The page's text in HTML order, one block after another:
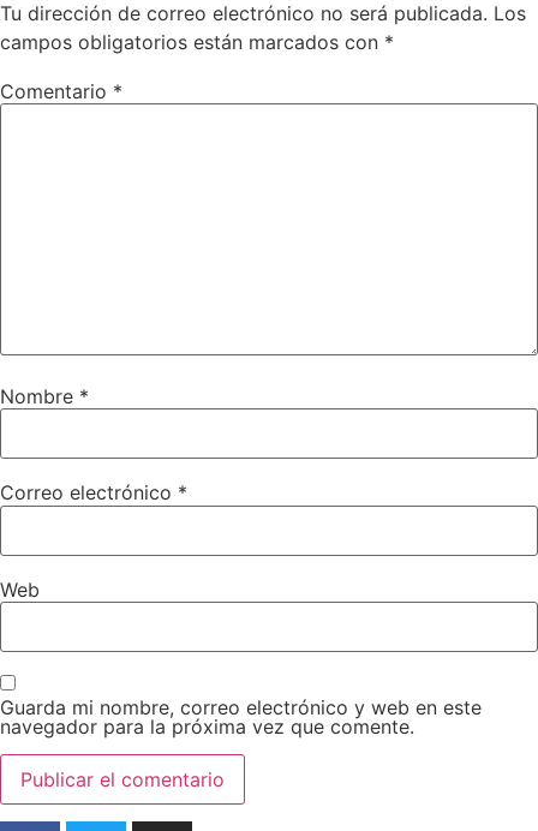
Tu dirección de correo electrónico no será publicada. Los
campos obligatorios están marcados con *
Comentario *
Nombre *
Correo electrónico *
Web
Guarda mi nombre, correo electrónico y web en este
navegador para la próxima vez que comente.